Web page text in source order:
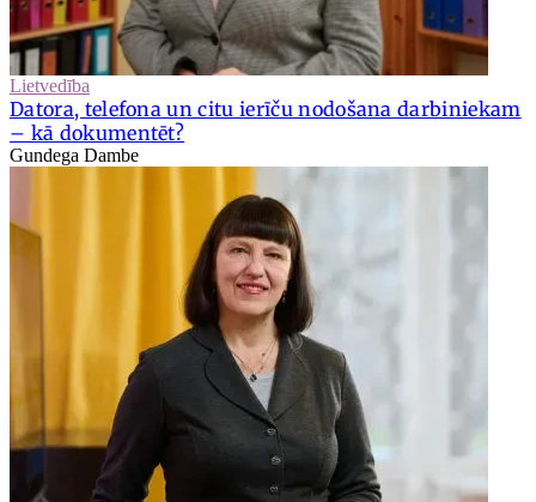
Lietvedība
Datora, telefona un citu ierīču nodošana darbiniekam
– kā dokumentēt?
Gundega Dambe